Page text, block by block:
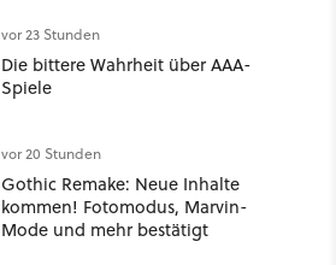
Klasse
vor 23 Stunden
Die bittere Wahrheit über AAA-
Spiele
vor 20 Stunden
Gothic Remake: Neue Inhalte
kommen! Fotomodus, Marvin-
Mode und mehr bestätigt